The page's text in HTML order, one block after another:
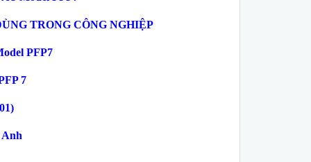
TRONG CÔNG NGHIỆP
PFP7
7
Anh